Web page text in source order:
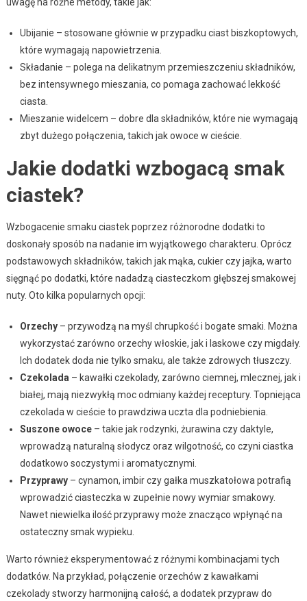
Ubijanie – stosowane głównie w przypadku ciast biszkoptowych,
które wymagają napowietrzenia.
Składanie – polega na delikatnym przemieszczeniu składników,
bez intensywnego mieszania, co pomaga zachować lekkość
ciasta.
Mieszanie widelcem – dobre dla składników, które nie wymagają
zbyt dużego połączenia, takich jak owoce w cieście.
Jakie dodatki wzbogacą smak
ciastek?
Wzbogacenie smaku ciastek poprzez różnorodne dodatki to
doskonały sposób na nadanie im wyjątkowego charakteru. Oprócz
podstawowych składników, takich jak mąka, cukier czy jajka, warto
sięgnąć po dodatki, które nadadzą ciasteczkom głębszej smakowej
nuty. Oto kilka popularnych opcji:
Orzechy– przywodzą na myśl chrupkość i bogate smaki. Można
wykorzystać zarówno orzechy włoskie, jak i laskowe czy migdały.
Ich dodatek doda nie tylko smaku, ale także zdrowych tłuszczy.
Czekolada – kawałki czekolady, zarówno ciemnej, mlecznej, jak i
białej, mają niezwykłą moc odmiany każdej receptury. Topniejąca
czekolada w cieście to prawdziwa uczta dla podniebienia.
Suszone owoce– takie jak rodzynki, żurawina czy daktyle,
wprowadzą naturalną słodycz oraz wilgotność, co czyni ciastka
dodatkowo soczystymi i aromatycznymi.
Przyprawy– cynamon, imbir czy gałka muszkatołowa potrafią
wprowadzić ciasteczka w zupełnie nowy wymiar smakowy.
Nawet niewielka ilość przyprawy może znacząco wpłynąć na
ostateczny smak wypieku.
Warto również eksperymentować z różnymi kombinacjami tych
dodatków. Na przykład, połączenie orzechów z kawałkami
czekolady stworzy harmonijną całość, a dodatek przypraw do